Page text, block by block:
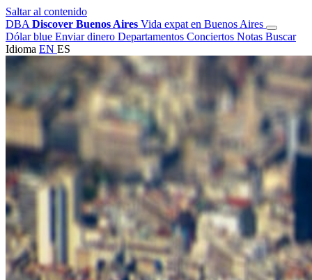
Saltar al contenido
DBA Discover Buenos Aires Vida expat en Buenos Aires
Dólar blue Enviar dinero Departamentos Conciertos Notas Buscar
Idioma EN ES